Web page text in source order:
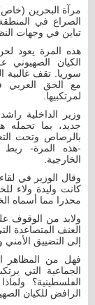
مرآة البحرين
الصراع في
تباين في وجهات
هذه المرة يعود
الكيان الصهيوني
سوريا. تقف غالبية
مع الحق العربي
لمرتكبيها.
وزير الداخلية
جديد، بما
بالرصاص وتحت
-هذه المرة- ربط
الخارجية.
وقال الوزير في
كانت وليدة ولاء
محذرا مما أسماه
ولابد من الوقوف
العنف المتصاعدة
إلى التضييق
فهل من المظاهر
الجماعية التي
الفلسطينية؟
الرافض للكيان